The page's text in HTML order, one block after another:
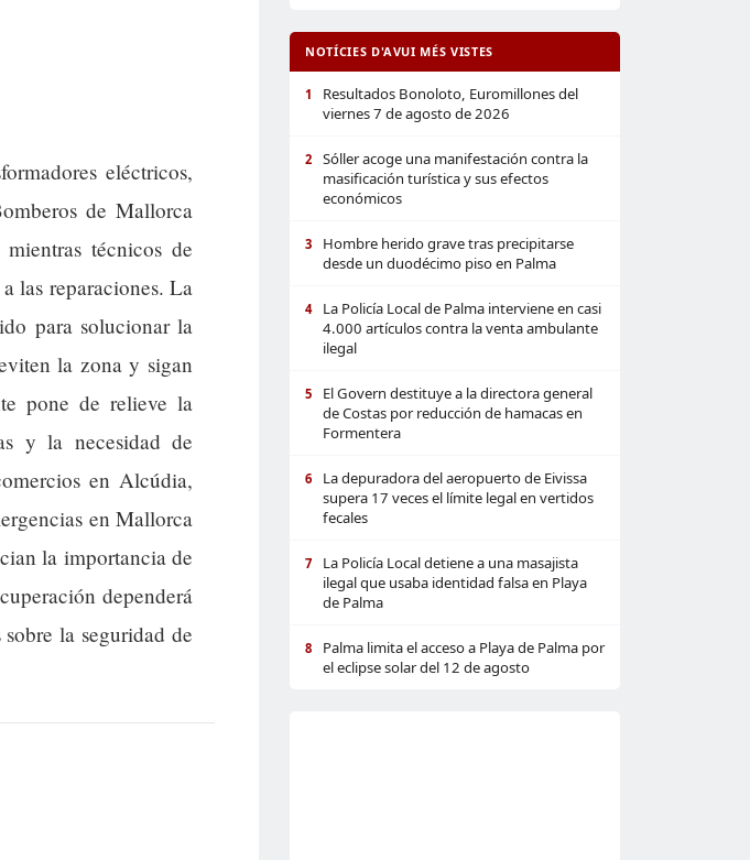
eléctricos,
de Mallorca
técnicos de
las reparaciones. La
para solucionar la
la zona y sigan
pone de relieve la
y la necesidad de
en Alcúdia,
en Mallorca
la importancia de
dependerá
la seguridad de
NOTÍCIES D'AVUI MÉS VISTES
1
Resultados Bonoloto, Euromillones del
viernes 7 de agosto de 2026
2
Sóller acoge una manifestación contra la
masificación turística y sus efectos
económicos
3
Hombre herido grave tras precipitarse
desde un duodécimo piso en Palma
4
La Policía Local de Palma interviene en casi
4.000 artículos contra la venta ambulante
ilegal
5
El Govern destituye a la directora general
de Costas por reducción de hamacas en
Formentera
6
La depuradora del aeropuerto de Eivissa
supera 17 veces el límite legal en vertidos
fecales
7
La Policía Local detiene a una masajista
ilegal que usaba identidad falsa en Playa
de Palma
8
Palma limita el acceso a Playa de Palma por
el eclipse solar del 12 de agosto